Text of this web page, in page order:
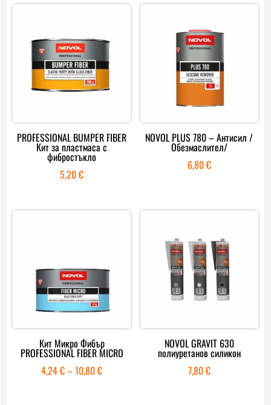
PROFESSIONAL BUMPER FIBER
Кит за пластмаса с
фибростъкло
5,20€
NOVOL PLUS 780 – Антисил /
Обезмаслител/
6,80€
Кит Микро Фибър
PROFESSIONAL FIBER MICRO
4,24€–10,80€Price
NOVOL GRAVIT 630
полиуретанов силикон
7,80€